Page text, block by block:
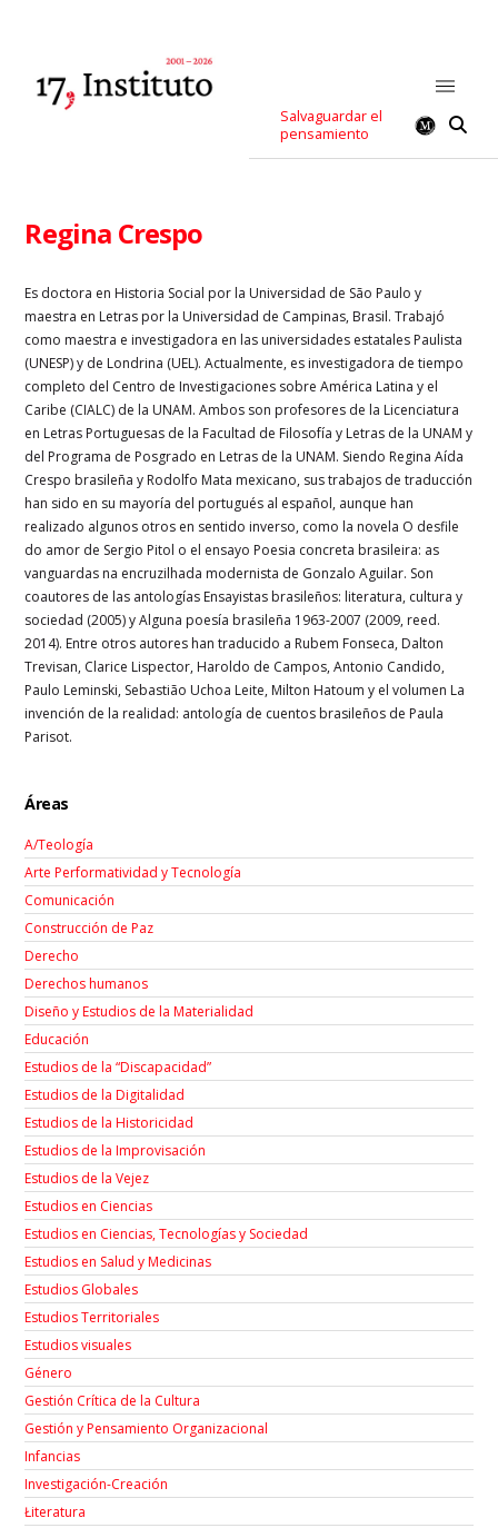
Salvaguardar el
pensamiento
Regina Crespo
Es doctora en Historia Social por la Universidad de São Paulo y
maestra en Letras por la Universidad de Campinas, Brasil. Trabajó
como maestra e investigadora en las universidades estatales Paulista
(UNESP) y de Londrina (UEL). Actualmente, es investigadora de tiempo
completo del Centro de Investigaciones sobre América Latina y el
Caribe (CIALC) de la UNAM. Ambos son profesores de la Licenciatura
en Letras Portuguesas de la Facultad de Filosofía y Letras de la UNAM y
del Programa de Posgrado en Letras de la UNAM. Siendo Regina Aída
Crespo brasileña y Rodolfo Mata mexicano, sus trabajos de traducción
han sido en su mayoría del portugués al español, aunque han
realizado algunos otros en sentido inverso, como la novela O desfile
do amor de Sergio Pitol o el ensayo Poesia concreta brasileira: as
vanguardas na encruzilhada modernista de Gonzalo Aguilar. Son
coautores de las antologías Ensayistas brasileños: literatura, cultura y
sociedad (2005) y Alguna poesía brasileña 1963-2007 (2009, reed.
2014). Entre otros autores han traducido a Rubem Fonseca, Dalton
Trevisan, Clarice Lispector, Haroldo de Campos, Antonio Candido,
Paulo Leminski, Sebastião Uchoa Leite, Milton Hatoum y el volumen La
invención de la realidad: antología de cuentos brasileños de Paula
Parisot.
Áreas
A/Teología
Arte Performatividad y Tecnología
Comunicación
Construcción de Paz
Derecho
Derechos humanos
Diseño y Estudios de la Materialidad
Educación
Estudios de la “Discapacidad”
Estudios de la Digitalidad
Estudios de la Historicidad
Estudios de la Improvisación
Estudios de la Vejez
Estudios en Ciencias
Estudios en Ciencias, Tecnologías y Sociedad
Estudios en Salud y Medicinas
Estudios Globales
Estudios Territoriales
Estudios visuales
Género
Gestión Crítica de la Cultura
Gestión y Pensamiento Organizacional
Infancias
Investigación-Creación
Łiteratura